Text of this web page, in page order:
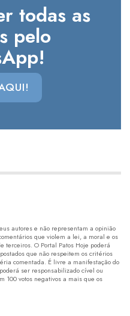
todas as
pelo
autores e não representam a opinião
que violem a lei, a moral e os
terceiros. O Portal Patos Hoje poderá
que não respeitem os critérios
comentada. É livre a manifestação do
ser responsabilizado cível ou
100 votos negativos a mais que os